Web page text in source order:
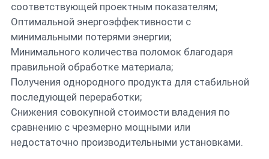
соответствующей проектным показателям;
Оптимальной энергоэффективности с
минимальными потерями энергии;
Минимального количества поломок благодаря
правильной обработке материала;
Получения однородного продукта для стабильной
последующей переработки;
Снижения совокупной стоимости владения по
сравнению с чрезмерно мощными или
недостаточно производительными установками.